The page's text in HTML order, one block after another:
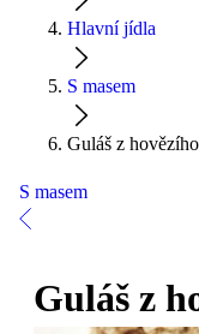
Hlavní jídla
S masem
Guláš z
S masem
Guláš z